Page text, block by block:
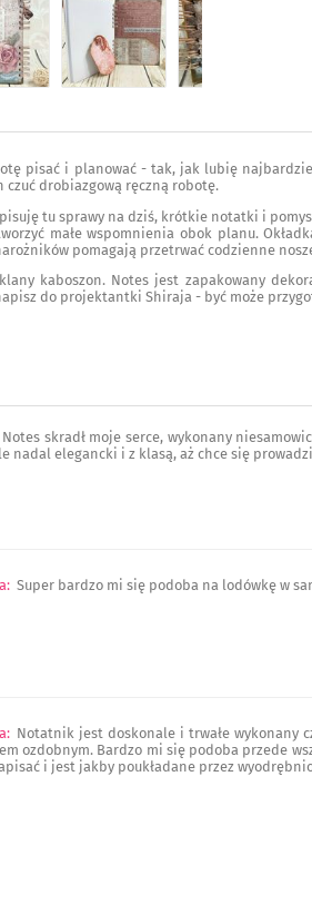
pisać i planować - tak, jak lubię
drobiazgową ręczną robotę.
tu sprawy na dziś, krótkie notatki i
małe wspomnienia obok planu.
pomagają przetrwać codzienne
kaboszon. Notes jest zapakowany
do projektantki Shiraja - być może
Notes skradł moje serce, wykonany
nadal elegancki i z klasą, aż chce się
: Super bardzo mi się podoba na lodówkę w
: Notatnik jest doskonale i trwałe wykonany
ozdobnym. Bardzo mi się podoba przede
i jest jakby poukładane przez